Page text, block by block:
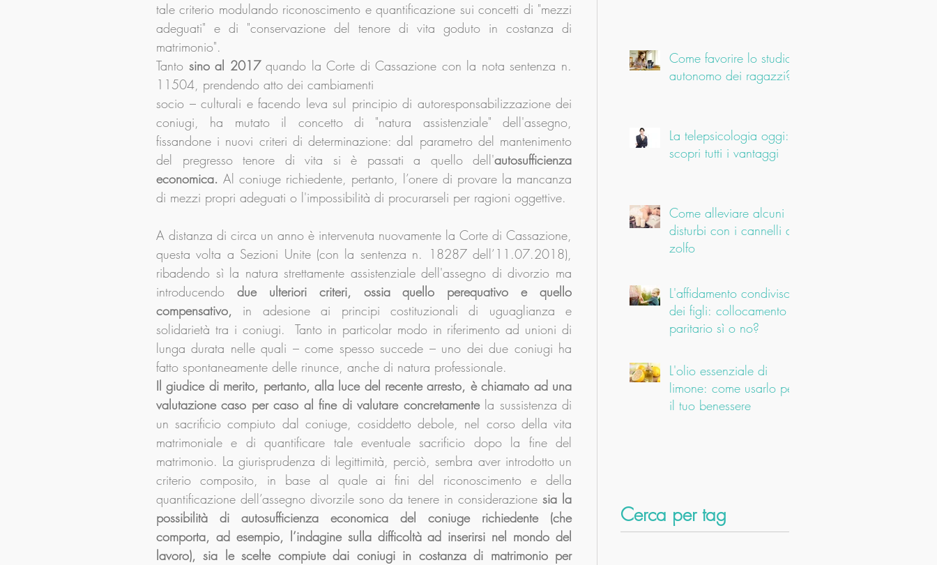
Come favorire lo studio
autonomo dei ragazzi?
La telepsicologia oggi:
scopri tutti i vantaggi
Come alleviare alcuni
disturbi con i cannelli di
zolfo
L'affidamento condiviso
dei figli: collocamento
paritario sì o no?
L'olio essenziale di
limone: come usarlo per
il tuo benessere
tale criterio modulando riconoscimento e quantificazione sui concetti di "mezzi
adeguati" e di "conservazione del tenore di vita goduto in costanza di
matrimonio".
Tanto sino al 2017 quando la Corte di Cassazione con la nota sentenza n.
11504, prendendo atto dei cambiamenti
socio – culturali e facendo leva sul principio di autoresponsabilizzazione dei
coniugi, ha mutato il concetto di "natura assistenziale" dell'assegno,
fissandone i nuovi criteri di determinazione: dal parametro del mantenimento
del pregresso tenore di vita si è passati a quello dell'autosufficienza
economica. Al coniuge richiedente, pertanto, l’onere di provare la mancanza
di mezzi propri adeguati o l'impossibilità di procurarseli per ragioni oggettive.
A distanza di circa un anno è intervenuta nuovamente la Corte di Cassazione,
questa volta a Sezioni Unite (con la sentenza n. 18287 dell’11.07.2018),
ribadendo sì la natura strettamente assistenziale dell'assegno di divorzio ma
introducendo due ulteriori criteri, ossia quello perequativo e quello
compensativo, in adesione ai principi costituzionali di uguaglianza e
solidarietà tra i coniugi.  Tanto in particolar modo in riferimento ad unioni di
lunga durata nelle quali – come spesso succede – uno dei due coniugi ha
fatto spontaneamente delle rinunce, anche di natura professionale.
Il giudice di merito, pertanto, alla luce del recente arresto, è chiamato ad una
valutazione caso per caso al fine di valutare concretamente la sussistenza di
un sacrificio compiuto dal coniuge, cosiddetto debole, nel corso della vita
matrimoniale e di quantificare tale eventuale sacrificio dopo la fine del
matrimonio. La giurisprudenza di legittimità, perciò, sembra aver introdotto un
criterio composito, in base al quale ai fini del riconoscimento e della
quantificazione dell’assegno divorzile sono da tenere in considerazione sia la
possibilità di autosufficienza economica del coniuge richiedente (che
comporta, ad esempio, l’indagine sulla difficoltà ad inserirsi nel mondo del
lavoro), sia le scelte compiute dai coniugi in costanza di matrimonio per
Cerca per tag